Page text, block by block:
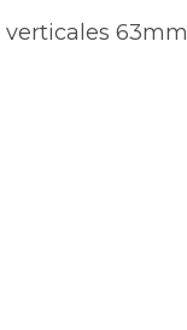
63mm